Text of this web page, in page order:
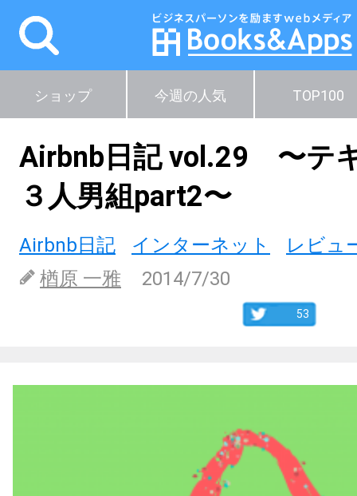
ショップ 今週の人気 TOP100
Airbnb日記 vol.29 〜テ
３人男組part2〜
Airbnb日記 インターネット
レビュ
楢原 一雅
2014/7/30
53